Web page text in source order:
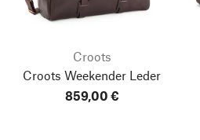
Croots
Croots Weekender Leder
859,00 €